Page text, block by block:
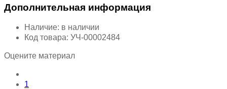
Дополнительная информация
Наличие: в наличии
Код товара: УЧ-00002484
Оцените материал
1